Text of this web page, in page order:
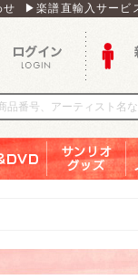
せ ▶楽譜直輸入サービ